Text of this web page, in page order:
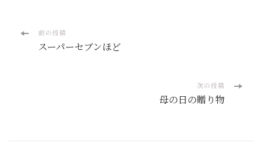
投
前の投稿
スーパーセブンほど
次の投稿
母の日の贈り物